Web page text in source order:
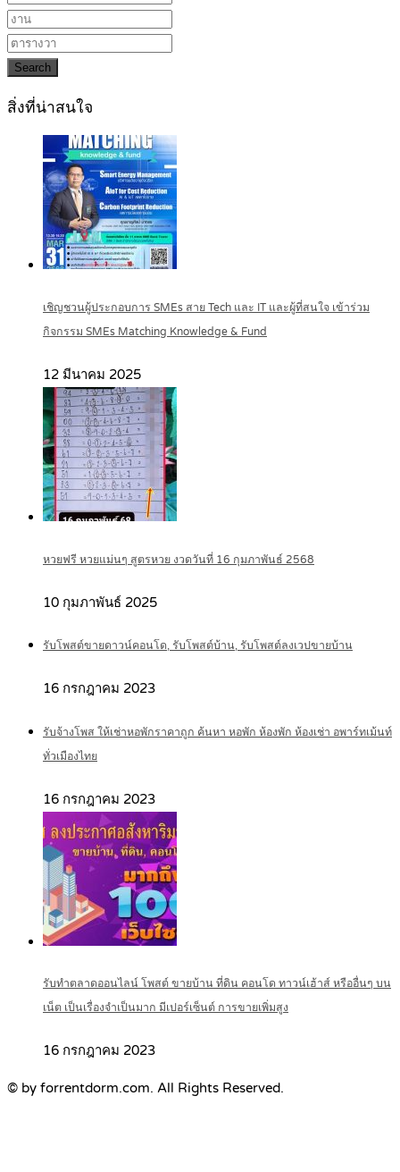
Search
สิ่งที่น่าสนใจ
เชิญชวนผู้ประกอบการ SMEs สาย Tech และ IT และผู้ที่สนใจ เข้าร่วม
กิจกรรม SMEs Matching Knowledge & Fund
12 มีนาคม 2025
หวยฟรี หวยแม่นๆ สูตรหวย งวดวันที่ 16 กุมภาพันธ์ 2568
10 กุมภาพันธ์ 2025
รับโพสต์ขายดาวน์คอนโด, รับโพสต์บ้าน, รับโพสต์ลงเวปขายบ้าน
16 กรกฎาคม 2023
รับจ้างโพส ให้เช่าหอพักราคาถูก ค้นหา หอพัก ห้องพัก ห้องเช่า อพาร์ทเม้นท์
ทั่วเมืองไทย
16 กรกฎาคม 2023
รับทำตลาดออนไลน์ โพสต์ ขายบ้าน ที่ดิน คอนโด ทาวน์เฮ้าส์ หรืออื่นๆ บน
เน็ต เป็นเรื่องจำเป็นมาก มีเปอร์เซ็นต์ การขายเพิ่มสูง
16 กรกฎาคม 2023
© by forrentdorm.com. All Rights Reserved.